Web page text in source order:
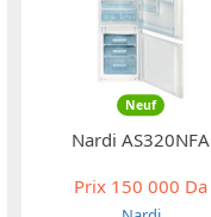
Neuf
Nardi AS320NFA
Prix 150 000 Da